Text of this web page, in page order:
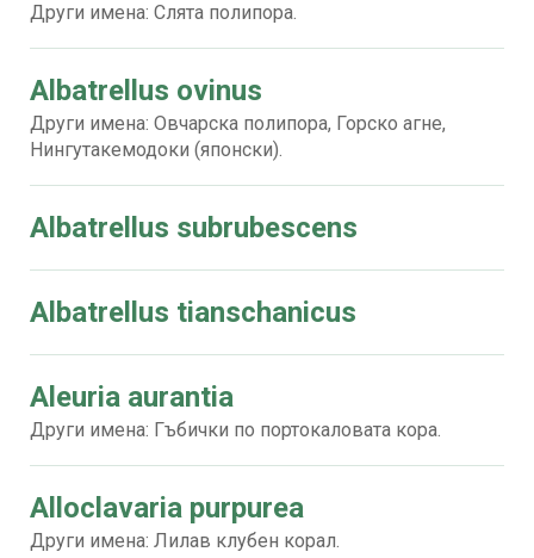
Други имена: Слята полипора.
Albatrellus ovinus
Други имена: Овчарска полипора, Горско агне,
Нингутакемодоки (японски).
Albatrellus subrubescens
Albatrellus tianschanicus
Aleuria aurantia
Други имена: Гъбички по портокаловата кора.
Alloclavaria purpurea
Други имена: Лилав клубен корал.